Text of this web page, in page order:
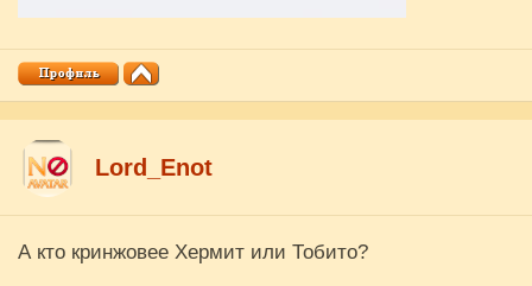
Lord_Enot
А кто кринжовее Хермит или Тобито?